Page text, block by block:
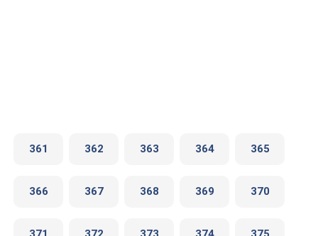
361 362 363 364 365
366 367 368 369 370